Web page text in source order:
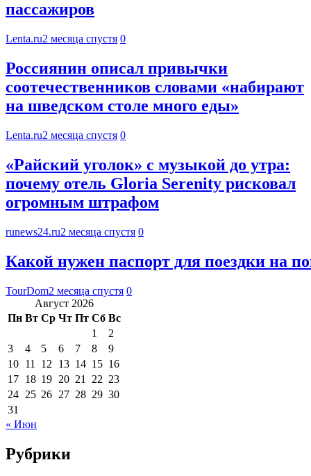
пассажиров
Lenta.ru2 месяца спустя 0
Россиянин описал привычки
соотечественников словами «набирают
на шведском столе много еды»
Lenta.ru2 месяца спустя 0
«Райский уголок» с музыкой до утра:
почему отель Gloria Serenity рисковал
огромным штрафом
runews24.ru2 месяца спустя 0
Какой нужен паспорт для поездки на
TourDom2 месяца спустя 0
Август 2026
Пн Вт Ср Чт Пт Сб Вс
1
2
3
4 5 6 7 8
9
10 11 12 13 14 15 16
17 18 19 20 21 22 23
24 25 26 27 28 29 30
31
« Июн
Рубрики